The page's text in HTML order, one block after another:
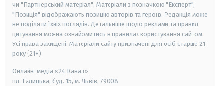
чи "Партнерський матеріал". Матеріали з позначкою "Експерт",
"Позиція" відображають позицію авторів та героїв. Редакція може
не поділяти їхніх поглядів. Детальніше щодо реклами та правил
цитування можна ознайомитись в правилах користування сайтом.
Усі права захищені. Матеріали сайту призначені для осіб старше 21
року (21+)
Онлайн-медіа «24 Канал»
пл. Галицька, буд. 15, м. Львів, 79008